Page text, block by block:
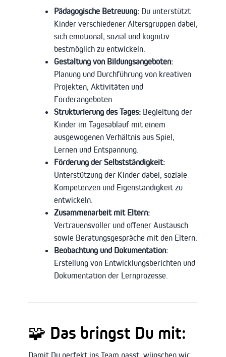
Pädagogische Betreuung: Du unterstützt
Kinder verschiedener Altersgruppen dabei,
sich emotional, sozial und kognitiv
bestmöglich zu entwickeln.
Gestaltung von Bildungsangeboten:
Planung und Durchführung von kreativen
Projekten, Aktivitäten und
Förderangeboten.
Strukturierung des Tages: Begleitung der
Kinder im Tagesablauf mit einem
ausgewogenen Verhältnis aus Spiel,
Lernen und Entspannung.
Förderung der Selbstständigkeit:
Unterstützung der Kinder dabei, soziale
Kompetenzen und Eigenständigkeit zu
entwickeln.
Zusammenarbeit mit Eltern:
Vertrauensvoller und offener Austausch
sowie Beratungsgespräche mit den Eltern.
Beobachtung und Dokumentation:
Erstellung von Entwicklungsberichten und
Dokumentation der Lernprozesse.
🧩 Das bringst Du mit:
Damit Du perfekt ins Team passt, wünschen wir